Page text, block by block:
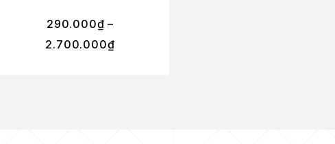
290.000₫ –
2.700.000₫